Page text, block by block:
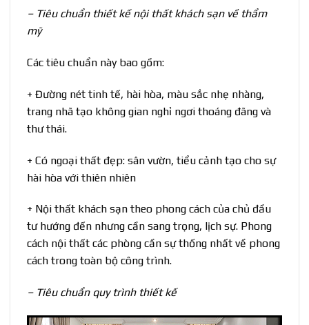
– Tiêu chuẩn thiết kế nội thất khách sạn về thẩm
mỹ
Các tiêu chuẩn này bao gồm:
+ Đường nét tinh tế, hài hòa, màu sắc nhẹ nhàng,
trang nhã tạo không gian nghỉ ngơi thoáng đãng và
thư thái.
+ Có ngoại thất đẹp: sân vườn, tiểu cảnh tạo cho sự
hài hòa với thiên nhiên
+ Nội thất khách sạn theo phong cách của chủ đầu
tư hướng đến nhưng cần sang trọng, lịch sự. Phong
cách nội thất các phòng cần sự thống nhất về phong
cách trong toàn bộ công trình.
– Tiêu chuẩn quy trình thiết kế